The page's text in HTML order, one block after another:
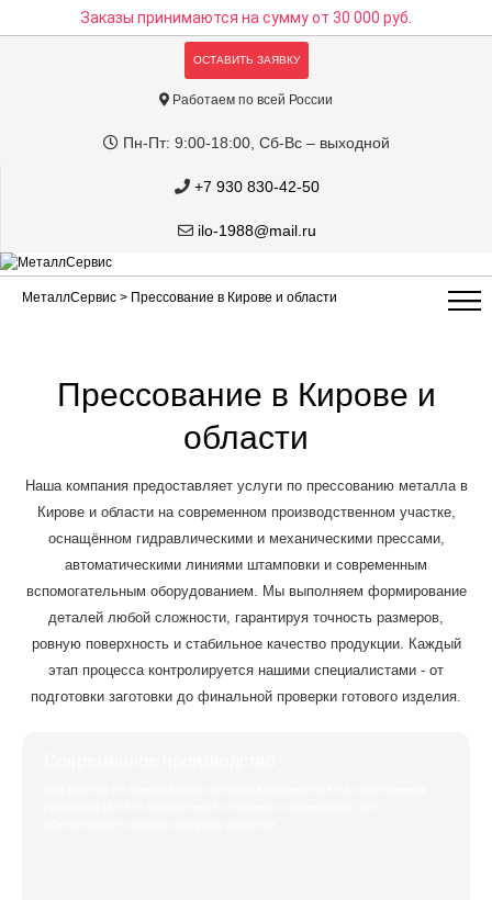
Заказы принимаются на суммуот 30 000 руб.
ОСТАВИТЬ ЗАЯВКУ
Работаем по всей России
Пн-Пт: 9:00-18:00, Сб-Вс – выходной
+7 930 830-42-50
ilo-1988@mail.ru
МеталлСервис > Прессование в Кирове и области
Прессование в Кирове и
области
Наша компания предоставляет услуги по прессованию металла в
Кирове и области на современном производственном участке,
оснащённом гидравлическими и механическими прессами,
автоматическими линиями штамповки и современным
вспомогательным оборудованием. Мы выполняем формирование
деталей любой сложности, гарантируя точность размеров,
ровную поверхность и стабильное качество продукции. Каждый
этап процесса контролируется нашими специалистами - от
подготовки заготовки до финальной проверки готового изделия.